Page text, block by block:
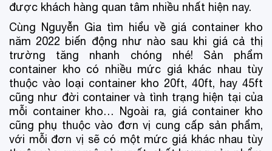
được khách hàng quan tâm nhiều nhất hiện nay.
Cùng Nguyễn Gia tìm hiểu về giá container kho
năm 2022 biến động như nào sau khi giá cả thị
trường tăng nhanh chóng nhé! Sản phẩm
container kho có nhiều mức giá khác nhau tùy
thuộc vào loại container kho 20ft, 40ft, hay 45ft
cũng như đời container và tình trạng hiện tại của
mỗi container kho… Ngoài ra, giá container kho
cũng phụ thuộc vào đơn vị cung cấp sản phẩm,
với mỗi đơn vị sẽ có một mức giá khác nhau tùy